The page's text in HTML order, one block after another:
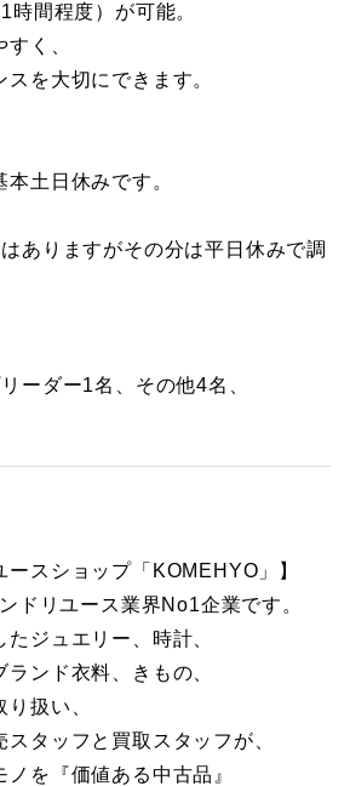
時間程度）が可能。
く、
を大切にできます。
土日休みです。
ありますがその分は平日休みで調
ーダー1名、その他4名、
ースショップ「KOMEHYO」】
ドリユース業界No1企業です。
ジュエリー、時計、
ンド衣料、きもの、
扱い、
タッフと買取スタッフが、
を『価値ある中古品』